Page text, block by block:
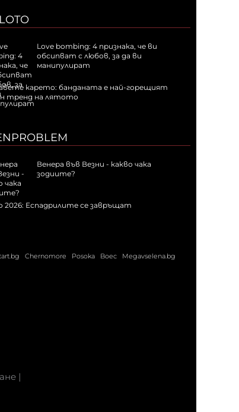
Love bombing: 4 признака, че ви
обсипват с любов, за да ви
манипулират
карето: банданата е най-горещият
тренд на лятото
Венера във Везни - какво чака
зодиите?
2026: Еспадрилите се завръщат
Chernomore Posoka Boec Megavselena.bg
|